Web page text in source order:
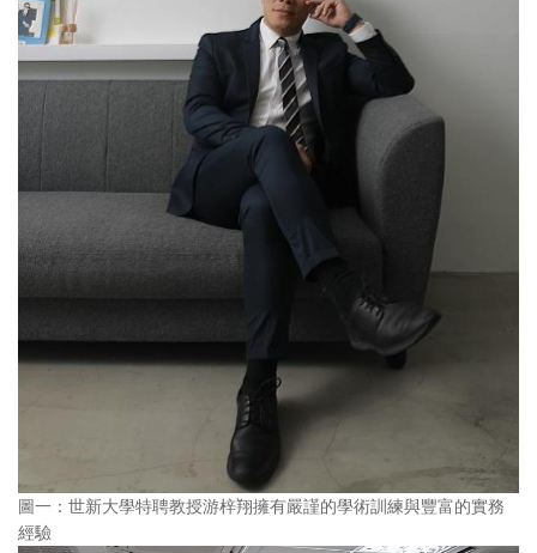
圖一：世新大學特聘教授游梓翔擁有嚴謹的學術訓練與豐富的實務
經驗